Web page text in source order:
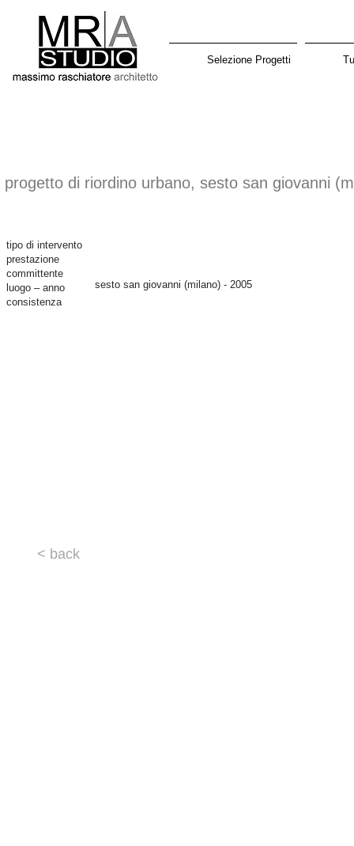
Selezione Progetti
progetto di riordino urbano, sesto san giovanni
tipo di intervento
prestazione
committente
luogo – anno
consistenza
sesto san giovanni (milano) - 2005
< back